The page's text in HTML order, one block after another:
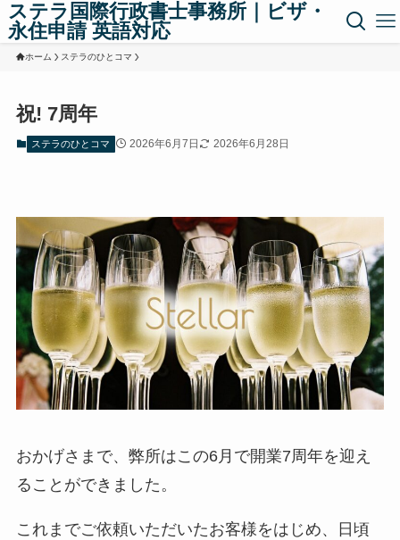
ステラ国際行政書士事務所｜ビザ・
永住申請 英語対応
ホーム ステラのひとコマ
祝! 7周年
ステラのひとコマ 2026年6月7日 2026年6月28日
おかげさまで、弊所はこの6月で開業7周年を迎え
ることができました。
これまでご依頼いただいたお客様をはじめ、日頃